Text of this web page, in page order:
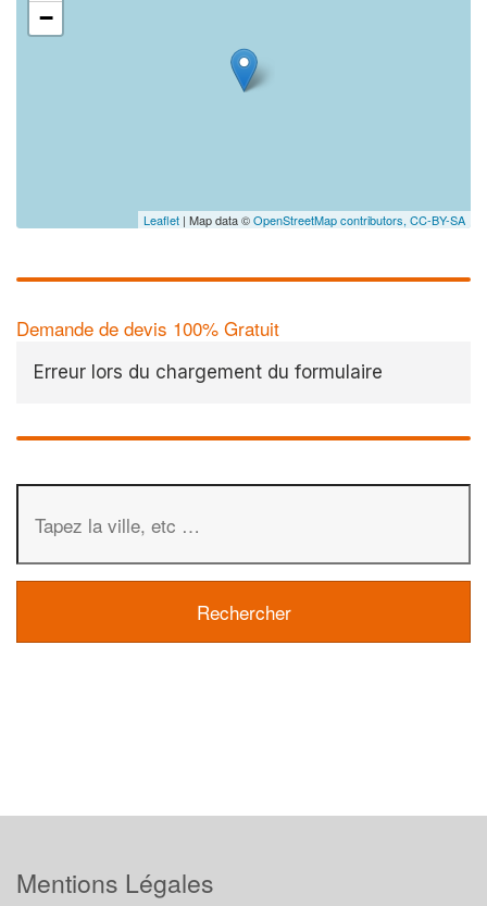
−
Leaflet | Map data ©OpenStreetMap contributors, CC-BY-SA
Demande de devis 100% Gratuit
Erreur lors du chargement du formulaire
Mentions Légales